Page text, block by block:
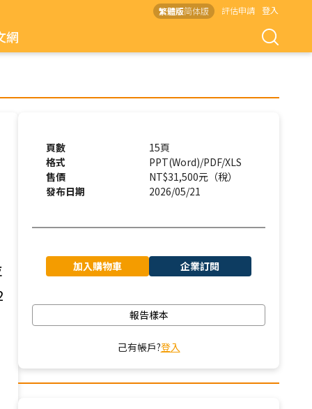
繁體版简体版 評估申請 登入
網
頁數
15頁
格式
PPT(Word)/PDF/XLS
售價
NT$31,500元（稅）
發布日期
2026/05/21
加入購物車 企業訂閱
報告樣本
己有帳戶?登入